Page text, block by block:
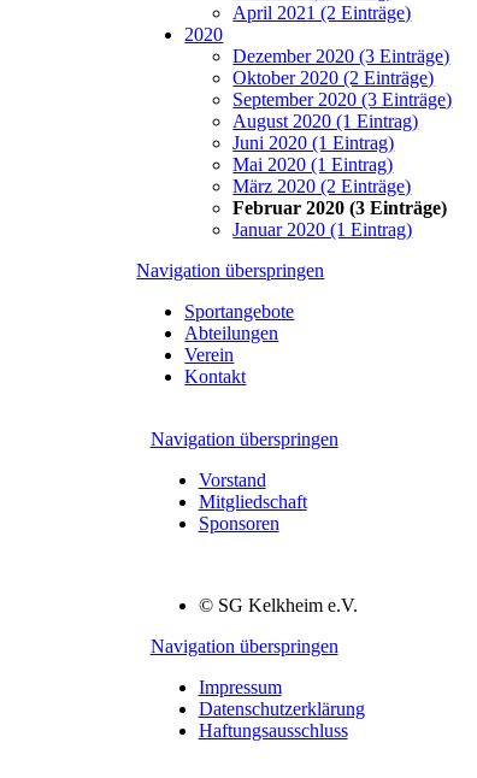
April 2021 (2 Einträge)
2020
Dezember 2020 (3 Einträge)
Oktober 2020 (2 Einträge)
September 2020 (3 Einträge)
August 2020 (1 Eintrag)
Juni 2020 (1 Eintrag)
Mai 2020 (1 Eintrag)
März 2020 (2 Einträge)
Februar 2020 (3 Einträge)
Januar 2020 (1 Eintrag)
Navigation überspringen
Sportangebote
Abteilungen
Verein
Kontakt
Navigation überspringen
Vorstand
Mitgliedschaft
Sponsoren
© SG Kelkheim e.V.
Navigation überspringen
Impressum
Datenschutzerklärung
Haftungsausschluss